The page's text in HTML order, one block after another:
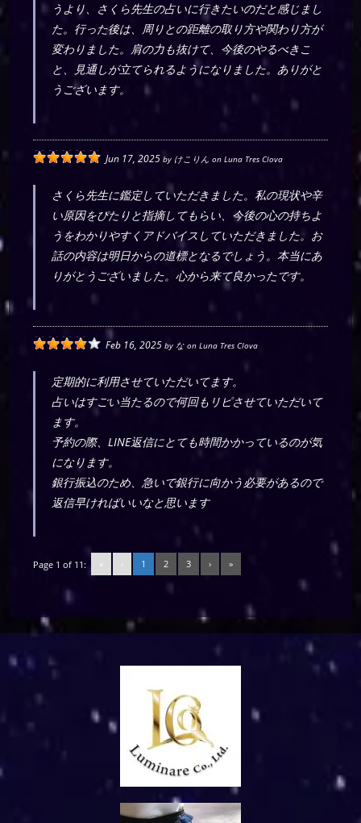
うより、さくら先生の占いに行きたいのだと感じまし
た。行った後は、周りとの距離の取り方や関わり方が
変わりました。肩の力も抜けて、今後のやるべきこ
と、見通しが立てられるようになりました。ありがと
うございます。
Jun 17, 2025 by けこりん onLuna Tres Clova
さくら先生に鑑定していただきました。私の現状や辛
い原因をぴたりと指摘してもらい、今後の心の持ちよ
うをわかりやすくアドバイスしていただきました。お
話の内容は明日からの道標となるでしょう。本当にあ
りがとうございました。心から来て良かったです。
Feb 16, 2025 by な onLuna Tres Clova
定期的に利用させていただいてます。
占いはすごい当たるので何回もリピさせていただいて
ます。
予約の際、LINE返信にとても時間かかっているのが気
になります。
銀行振込のため、急いで銀行に向かう必要があるので
返信早ければいいなと思います
Page 1 of 11: « ‹ 1 2 3 › »